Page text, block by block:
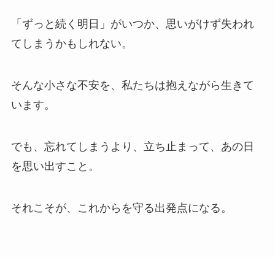
「ずっと続く明日」がいつか、思いがけず失われ
てしまうかもしれない。
そんな小さな不安を、私たちは抱えながら生きて
います。
でも、忘れてしまうより、立ち止まって、あの日
を思い出すこと。
それこそが、これからを守る出発点になる。